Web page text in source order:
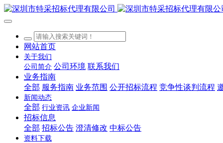
网站首页
关于我们
公司简介 公司环境 联系我们
业务指南
全部 服务指南 业务范围 公开招标流程 竞争性谈判流程
新闻动态
全部 行业资讯 企业新闻
招标信息
全部 招标公告 澄清修改 中标公告
资料下载